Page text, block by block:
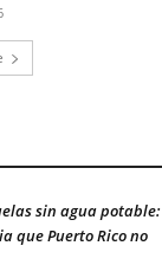
sin agua potable:
que Puerto Rico no